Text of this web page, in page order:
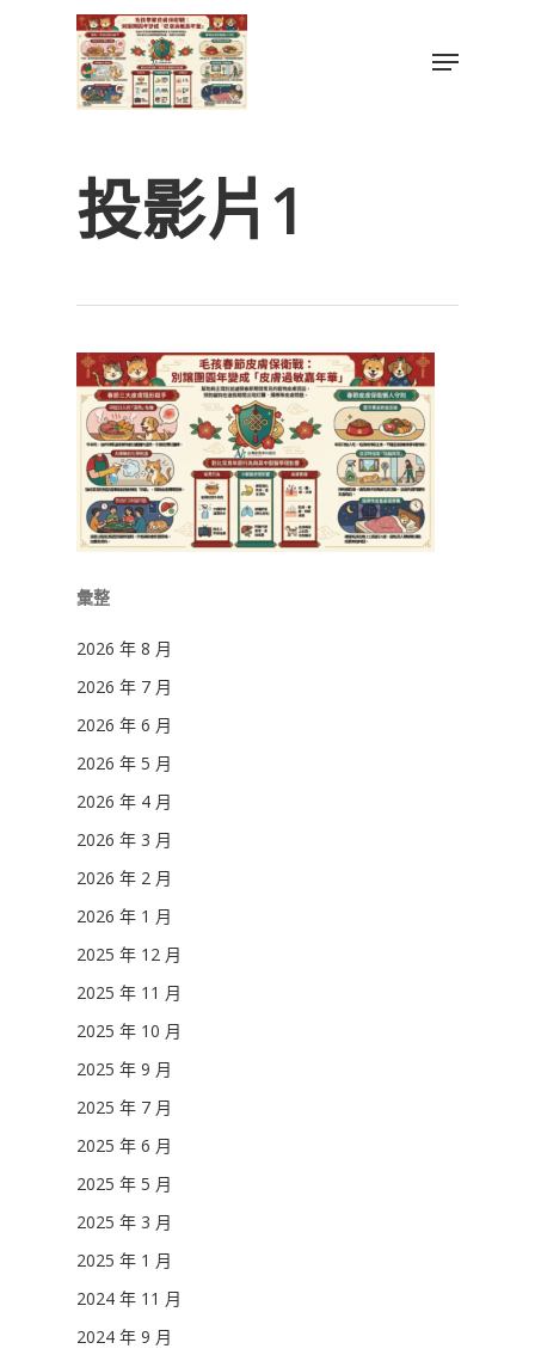
Menu
投影片1
彙整
2026 年 8 月
2026 年 7 月
2026 年 6 月
2026 年 5 月
2026 年 4 月
2026 年 3 月
2026 年 2 月
2026 年 1 月
2025 年 12 月
2025 年 11 月
2025 年 10 月
2025 年 9 月
2025 年 7 月
2025 年 6 月
2025 年 5 月
2025 年 3 月
2025 年 1 月
2024 年 11 月
2024 年 9 月